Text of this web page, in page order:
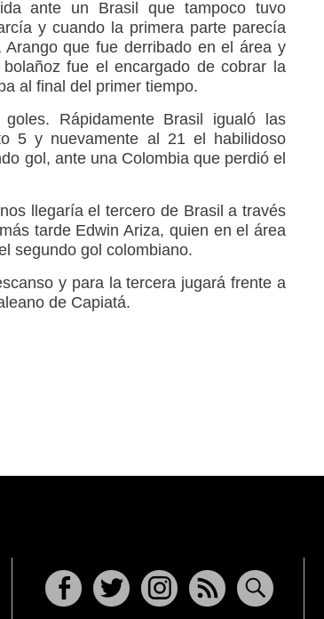
ante un Brasil que tampoco tuvo
y cuando la primera parte parecía
que fue derribado en el área y
fue el encargado de cobrar la
al final del primer tiempo.
Rápidamente Brasil igualó las
5 y nuevamente al 21 el habilidoso
gol, ante una Colombia que perdió el
llegaría el tercero de Brasil a través
tarde Edwin Ariza, quien en el área
segundo gol colombiano.
y para la tercera jugará frente a
de Capiatá.